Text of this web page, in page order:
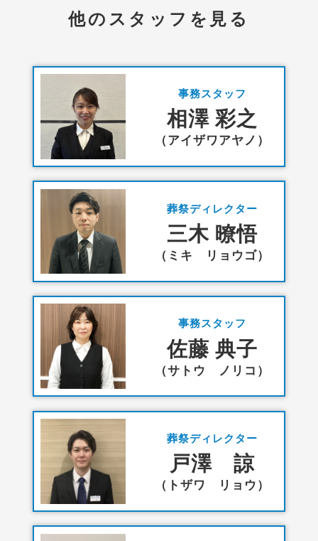
他のスタッフを見る
事務スタッフ
相澤 彩之
（アイザワアヤノ）
葬祭ディレクター
三木 暸悟
（ミキ リョウゴ）
事務スタッフ
佐藤 典子
（サトウ ノリコ）
葬祭ディレクター
戸澤 諒
（トザワ リョウ）